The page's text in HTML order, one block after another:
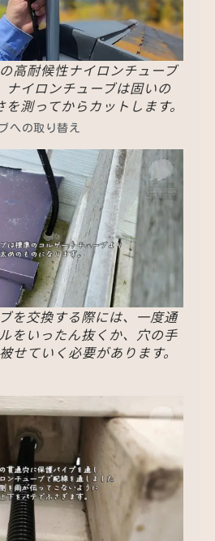
高耐候性ナイロンチューブ
ナイロンチューブは固いの
測ってからカットします。
への取り替え
を交換する際には、一度通
をいったん抜くか、穴の手
せていく必要があります。